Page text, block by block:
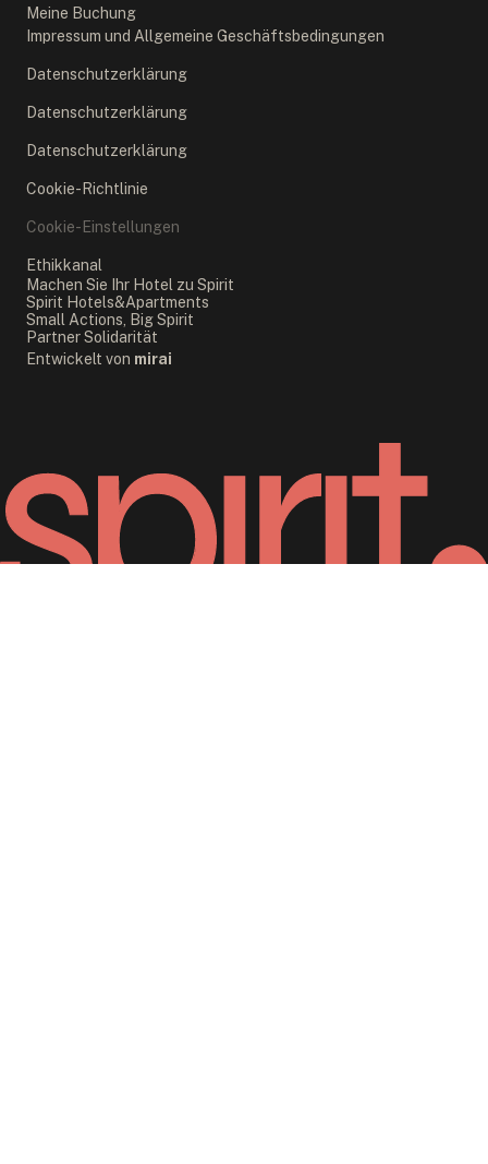
Meine Buchung
Impressum und Allgemeine Geschäftsbedingungen
Datenschutzerklärung
Datenschutzerklärung
Datenschutzerklärung
Cookie-Richtlinie
Cookie-Einstellungen
Ethikkanal
Machen Sie Ihr Hotel zu Spirit
Spirit Hotels&Apartments
Small Actions, Big Spirit
Partner Solidarität
Entwickelt von mirai